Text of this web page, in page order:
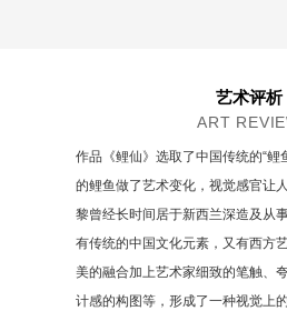
艺术评析
ART
作品《鲤仙》选取了中国传统的“鲤
的鲤鱼做了艺术变化，视觉感官让
黎曾经长时间居于新西兰深造及从
有传统的中国文化元素，又有西方
美的融合加上艺术家细致的笔触、
计感的构图等，形成了一种视觉上